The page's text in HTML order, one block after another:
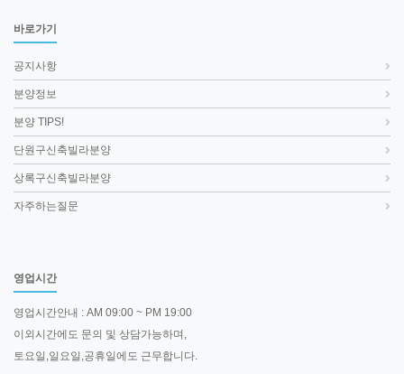
바로가기
공지사항
분양정보
분양 TIPS!
단원구신축빌라분양
상록구신축빌라분양
자주하는질문
영업시간
영업시간안내 : AM 09:00 ~ PM 19:00
이외시간에도 문의 및 상담가능하며,
토요일,일요일,공휴일에도 근무합니다.